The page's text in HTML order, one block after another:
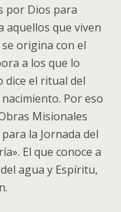
por Dios para
aquellos que viven
origina con el
a los que lo
dice el ritual del
Por eso
Misionales
la Jornada del
El que conoce a
agua y Espíritu,